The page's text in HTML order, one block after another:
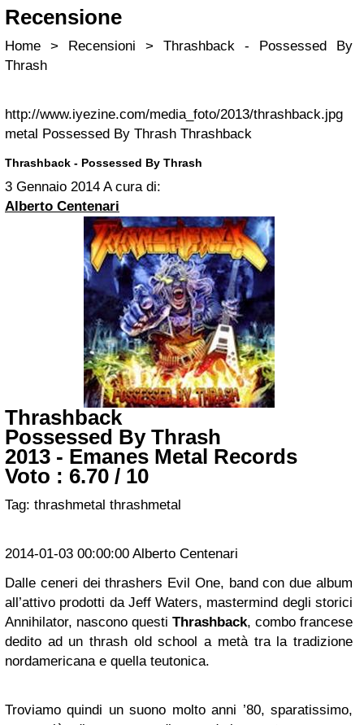
Recensione
Home > Recensioni > Thrashback - Possessed By
Thrash
http://www.iyezine.com/media_foto/2013/thrashback.jpg
metal Possessed By Thrash Thrashback
Thrashback - Possessed By Thrash
3 Gennaio 2014 A cura di:
Alberto Centenari
Thrashback
Possessed By Thrash
2013 - Emanes Metal Records
Voto : 6.70 / 10
Tag: thrashmetal thrashmetal
2014-01-03 00:00:00 Alberto Centenari
Dalle ceneri dei thrashers Evil One, band con due album
all’attivo prodotti da Jeff Waters, mastermind degli storici
Annihilator, nascono questi Thrashback, combo francese
dedito ad un thrash old school a metà tra la tradizione
nordamericana e quella teutonica.
Troviamo quindi un suono molto anni ’80, sparatissimo,